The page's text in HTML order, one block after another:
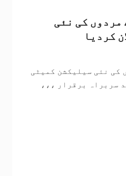
مردوں کی نئی
کردیا
کی نئی سیلیکشن کمیٹی
سربراہ برقرار ،،،